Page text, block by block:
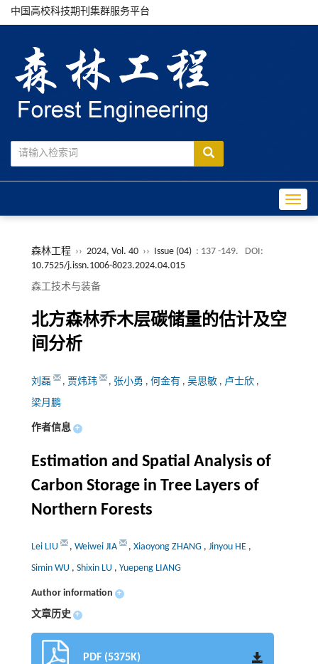
中国高校科技期刊集群服务平台
森林工程 ›› 2024, Vol. 40 ›› Issue (04) : 137 -149.
DOI:
10.7525/j.issn.1006-8023.2024.04.015
森工技术与装备
北方森林乔木层碳储量的估计及空
间分析
刘磊 , 贾炜玮 , 张小勇 , 何金有 , 吴思敏 , 卢士欣 ,
梁月鹏
作者信息 +
Estimation and Spatial Analysis of
Carbon Storage in Tree Layers of
Northern Forests
Lei LIU , Weiwei JIA , Xiaoyong ZHANG , Jinyou HE ,
Simin WU , Shixin LU , Yuepeng LIANG
Author information +
文章历史 +
PDF (5375K)